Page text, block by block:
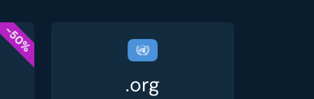
-50%
.org